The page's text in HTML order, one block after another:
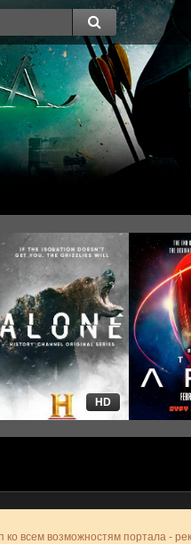
HD
ко всем возможностям портала -